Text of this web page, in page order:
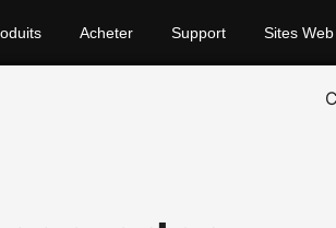
Acheter Support Sites Web